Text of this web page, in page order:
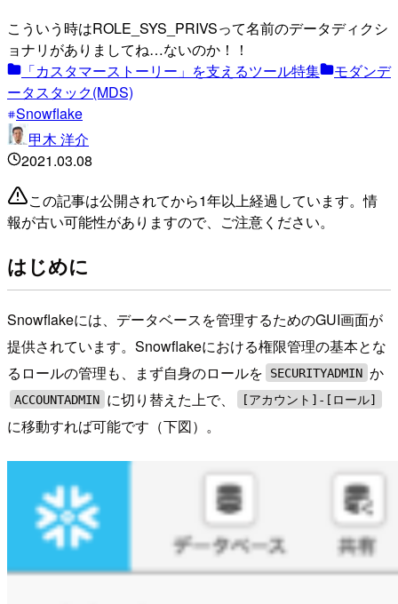
こういう時はROLE_SYS_PRIVSって名前のデータディクシ
ョナリがありましてね…ないのか！！
「カスタマーストーリー」を支えるツール特集
モダンデ
ータスタック(MDS)
Snowflake
甲木 洋介
2021.03.08
この記事は公開されてから1年以上経過しています。情
報が古い可能性がありますので、ご注意ください。
はじめに
Snowflakeには、データベースを管理するためのGUI画面が
提供されています。Snowflakeにおける権限管理の基本とな
るロールの管理も、まず自身のロールを
SECURITYADMIN か
ACCOUNTADMIN に切り替えた上で、 [アカウント]-[ロール]
に移動すれば可能です（下図）。